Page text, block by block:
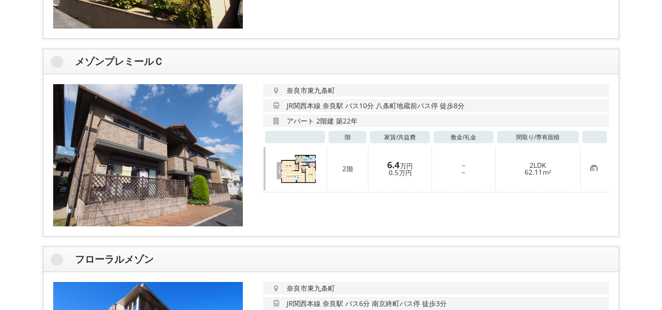
メゾンプレミールＣ
奈良市東九条町
JR関西本線 奈良駅 バス10分 八条町地蔵前バス停 徒歩8分
アパート 2階建 築22年
階 家賃/共益費 敷金/礼金 間取り/専有面積
2階 6.4万円
0.5万円
－
－
2LDK
62.11 m² お
気
に
入
フローラルメゾン
奈良市東九条町
JR関西本線 奈良駅 バス6分 南京終町バス停 徒歩3分